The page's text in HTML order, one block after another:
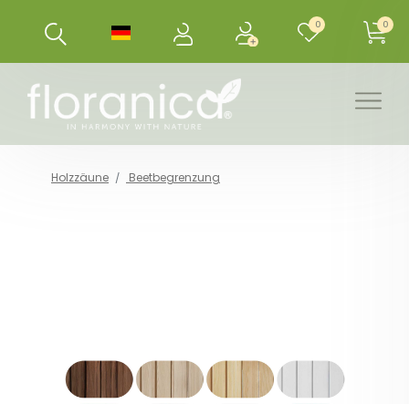
0 0
Holzzäune Beetbegrenzung